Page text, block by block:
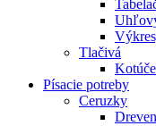
Tlačivá
Písacie potreby
Ceruzky